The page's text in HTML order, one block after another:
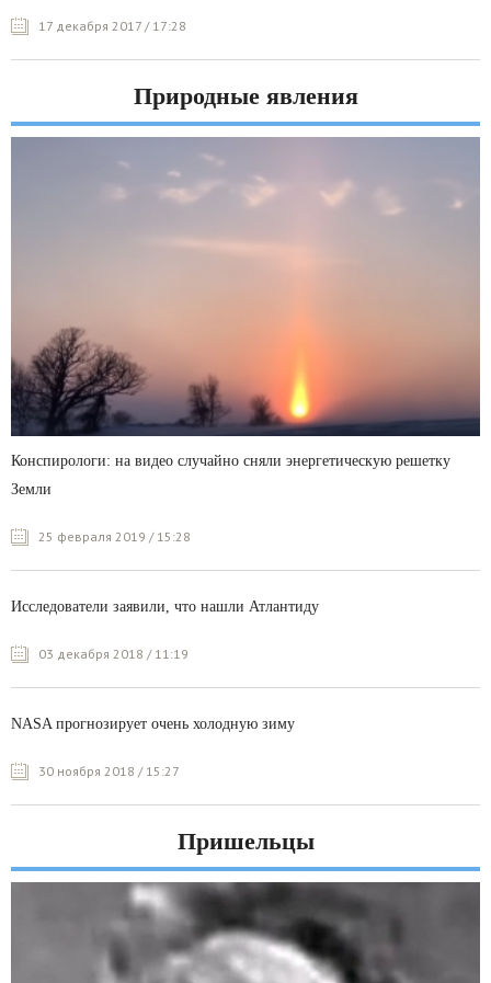
17 декабря 2017 / 17:28
Природные явления
Конспирологи: на видео случайно сняли энергетическую решетку
Земли
25 февраля 2019 / 15:28
Исследователи заявили, что нашли Атлантиду
03 декабря 2018 / 11:19
NASA прогнозирует очень холодную зиму
30 ноября 2018 / 15:27
Пришельцы